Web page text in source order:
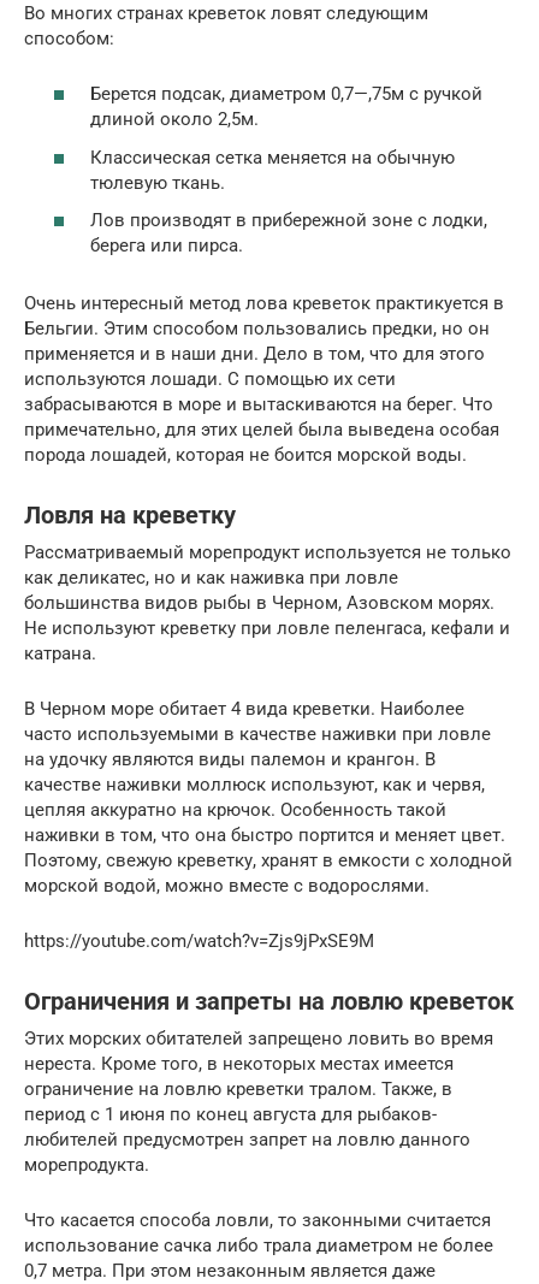
Во многих странах креветок ловят следующим
способом:
Берется подсак, диаметром 0,7—,75м с ручкой
длиной около 2,5м.
Классическая сетка меняется на обычную
тюлевую ткань.
Лов производят в прибережной зоне с лодки,
берега или пирса.
Очень интересный метод лова креветок практикуется в
Бельгии. Этим способом пользовались предки, но он
применяется и в наши дни. Дело в том, что для этого
используются лошади. С помощью их сети
забрасываются в море и вытаскиваются на берег. Что
примечательно, для этих целей была выведена особая
порода лошадей, которая не боится морской воды.
Ловля на креветку
Рассматриваемый морепродукт используется не только
как деликатес, но и как наживка при ловле
большинства видов рыбы в Черном, Азовском морях.
Не используют креветку при ловле пеленгаса, кефали и
катрана.
В Черном море обитает 4 вида креветки. Наиболее
часто используемыми в качестве наживки при ловле
на удочку являются виды палемон и крангон. В
качестве наживки моллюск используют, как и червя,
цепляя аккуратно на крючок. Особенность такой
наживки в том, что она быстро портится и меняет цвет.
Поэтому, свежую креветку, хранят в емкости с холодной
морской водой, можно вместе с водорослями.
https://youtube.com/watch?v=Zjs9jPxSE9M
Ограничения и запреты на ловлю креветок
Этих морских обитателей запрещено ловить во время
нереста. Кроме того, в некоторых местах имеется
ограничение на ловлю креветки тралом. Также, в
период с 1 июня по конец августа для рыбаков-
любителей предусмотрен запрет на ловлю данного
морепродукта.
Что касается способа ловли, то законными считается
использование сачка либо трала диаметром не более
0,7 метра. При этом незаконным является даже